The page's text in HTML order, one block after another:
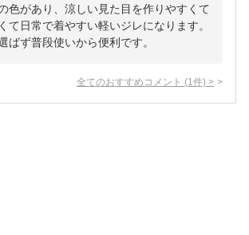
色があり、涼しい見た目を作りやすくて
て日常で着やすい軽いジレになります。
ばず普段使いから便利です。
全てのおすすめコメント (1 件) >